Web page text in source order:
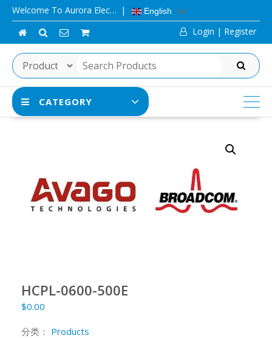
Skip
content
Welcome To Aurora Elec… English
Login | Register
SEARCH
CATEGORY
HCPL-0600-500E
$0.00
分类： Products